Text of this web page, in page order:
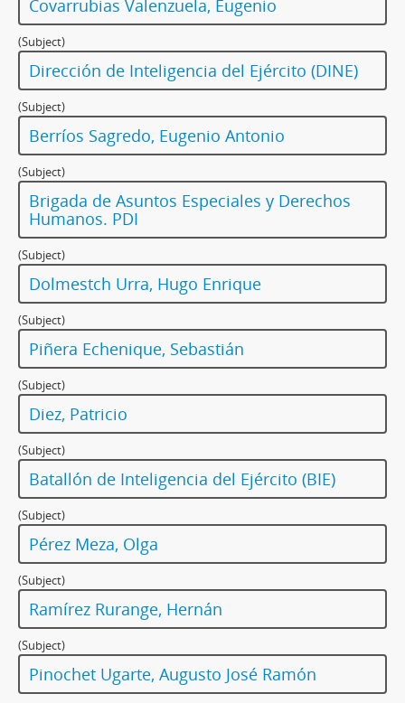
Covarrubias Valenzuela, Eugenio
(Subject)
Dirección de Inteligencia del Ejército (DINE)
(Subject)
Berríos Sagredo, Eugenio Antonio
(Subject)
Brigada de Asuntos Especiales y Derechos
Humanos. PDI
(Subject)
Dolmestch Urra, Hugo Enrique
(Subject)
Piñera Echenique, Sebastián
(Subject)
Diez, Patricio
(Subject)
Batallón de Inteligencia del Ejército (BIE)
(Subject)
Pérez Meza, Olga
(Subject)
Ramírez Rurange, Hernán
(Subject)
Pinochet Ugarte, Augusto José Ramón